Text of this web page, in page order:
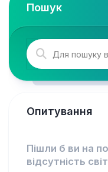
Пошук
Опитування
Пішли б ви на
відсутність